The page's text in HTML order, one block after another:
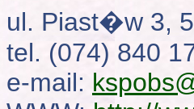
ul. Piast�w 3,
tel. (074) 840
e-mail: